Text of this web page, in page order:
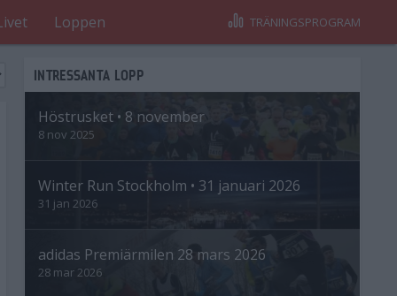
Loppen TRÄNINGSPROGRAM
INTRESSANTA LOPP
Höstrusket • 8 november
8 nov 2025
Winter Run Stockholm • 31 januari 2026
31 jan 2026
adidas Premiärmilen 28 mars 2026
28 mar 2026